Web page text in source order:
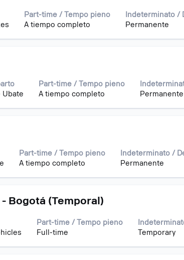
Part-time / Tempo pieno
A tiempo completo
Indeterminato /
Permanente
Ubate
Part-time / Tempo pieno
A tiempo completo
Permanente
Part-time / Tempo pieno
A tiempo completo
Indeterminato /
Permanente
Bogotá (Temporal)
Part-time / Tempo pieno
Full-time
Temporary